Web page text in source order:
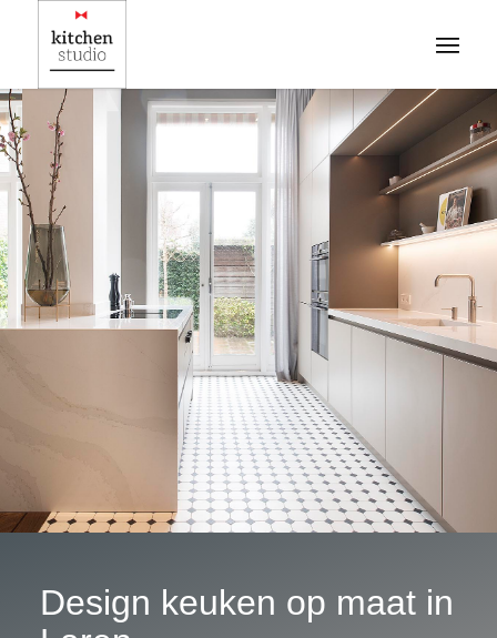
Design keuken op maat in